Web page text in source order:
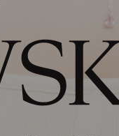
Ingyenes standard